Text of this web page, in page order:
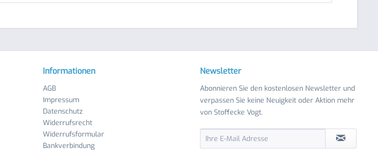
Informationen
AGB
Impressum
Datenschutz
Widerrufsrecht
Widerrufsformular
Bankverbindung
Newsletter
Abonnieren Sie den kostenlosen Newsletter und
verpassen Sie keine Neuigkeit oder Aktion mehr
von Stoffecke Vogt.